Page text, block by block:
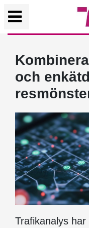
och
Trafikanalys